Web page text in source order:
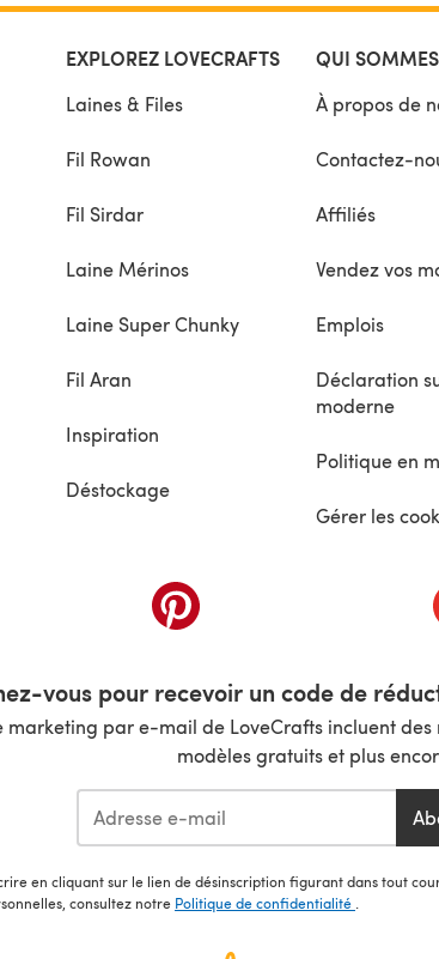
EXPLOREZ LOVECRAFTS
Laines & Files
Fil Rowan
Fil Sirdar
Laine Mérinos
Laine Super Chunky
Fil Aran
Inspiration
Déstockage
QUI
À propos de
Contactez-
Affiliés
Vendez vos
Emplois
Déclaration
moderne
Politique en
Gérer les
un nouvel onglet) (s'ouvre dans un nouvel
vous pour recevoir un code de
marketing par e-mail de LoveCrafts incluent
modèles gratuits et plus
en cliquant sur le lien de désinscription figurant dans tout
consultez notre Politique de confidentialité